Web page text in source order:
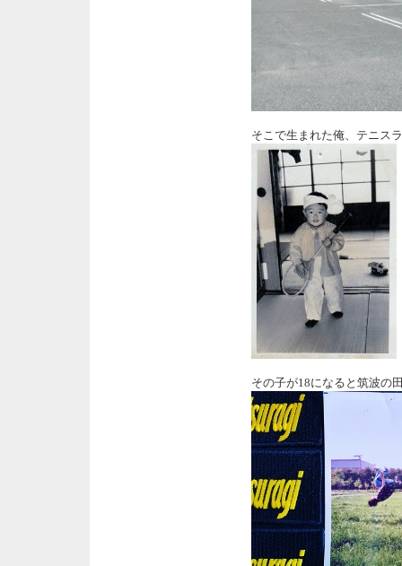
そこで生まれた俺、テニス
その子が18になると筑波の